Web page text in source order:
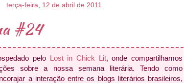
terça-feira, 12 de abril de 2011
#24
pelo Lost in Chick Lit, onde compartilhamos
sobre a nossa semana literária. Tendo como
a interação entre os blogs literários brasileiros,